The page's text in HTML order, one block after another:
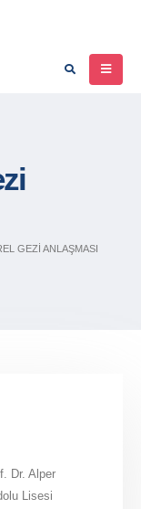
GEZI ANLAŞMASI
Dr. Alper
Lisesi